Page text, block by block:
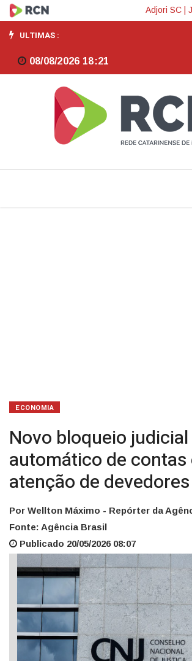
Novo
bloqueio
judicial
automático
contas
exige
Adjori SC
ULTIMAS :
08/08/2026 18:21
ECONOMIA
Novo bloqueio judicial
automático de contas
atenção de devedores
Por Wellton Máximo - Repórter da
Fonte: Agência Brasil
Publicado 20/05/2026 08:07